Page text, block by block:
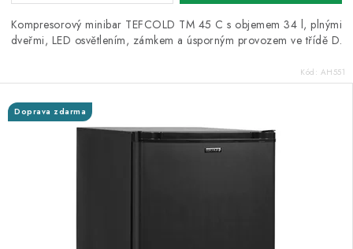
Kompresorový minibar TEFCOLD TM 45 C s objemem 34 l, plnými
dveřmi, LED osvětlením, zámkem a úsporným provozem ve třídě D.
Kód: AH551
Doprava zdarma